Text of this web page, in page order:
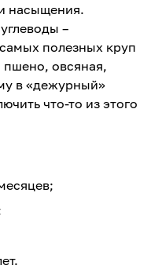
насыщения.
–
полезных круп
овсяная,
в «дежурный»
что-то из этого